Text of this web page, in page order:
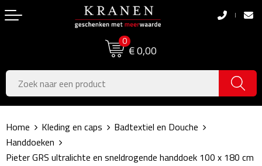
0
€ 0,00
Boodschappentassen
Boodschappentassen
Jute tassen
Katoenen draagtassen
Opvouwbare tassen
Pasen
Koningsdag
Zomer
Voetbal, EK & WK
Home Kleding en caps
Badtextiel en Douche
Handdoeken
Pieter GRS ultralichte en sneldrogende handdoek 100 x 180 cm